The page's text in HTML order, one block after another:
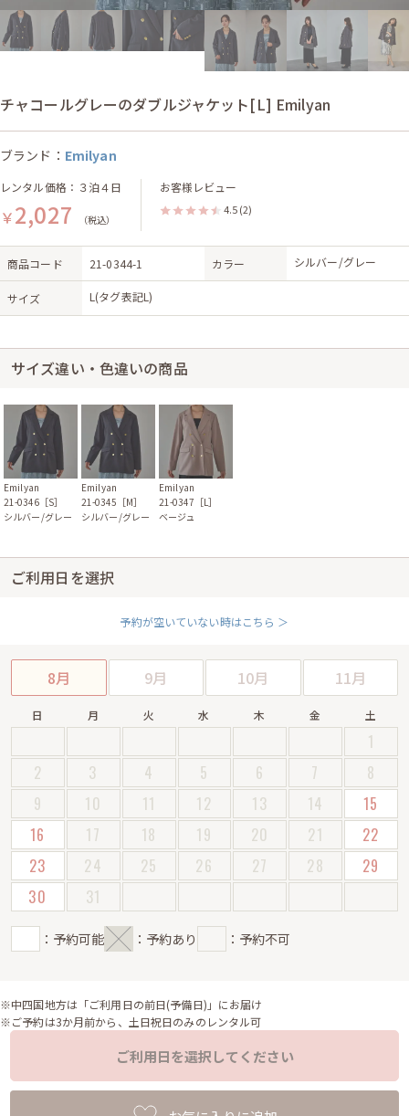
チャコールグレーのダブルジャケット[L] Emilyan
ブランド： Emilyan
レンタル価格：３泊４日
￥2,027 （税込）
お客様レビュー
4.5 (2)
商品コード 21-0344-1 カラー シルバー/グレー
サイズ L(タグ表記L)
サイズ違い・色違いの商品
Emilyan
21-0346［S］
シルバー/グレー
Emilyan
21-0345［M］
シルバー/グレー
Emilyan
21-0347［L］
ベージュ
ご利用日を選択
予約が空いていない時はこちら ＞
8月 9月 10月 11月
日 月 火 水 木 金 土
1
2
3 4 5 6 7
8
9
10 11 12 13 14
15
16
17 18 19 20 21
22
23
24 25 26 27 28
29
30
31
：予約可能 ：予約あり ：予約不可
※中四国地方は「ご利用日の前日(予備日)」にお届け
※ご予約は3か月前から、土日祝日のみのレンタル可
ご利用日を選択してください